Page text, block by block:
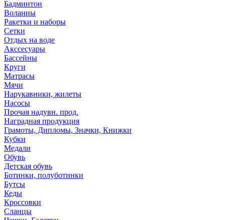
Бадминтон
Воланны
Ракетки и наборы
Сетки
Отдых на воде
Акссесуары
Бассейны
Круги
Матрасы
Мячи
Нарукавники, жилеты
Насосы
Прочая надувн. прод.
Наградная продукция
Грамоты, Дипломы, Значки, Книжки
Кубки
Медали
Обувь
Детская обувь
Ботинки, полуботинки
Бутсы
Кеды
Кроссовки
Сланцы